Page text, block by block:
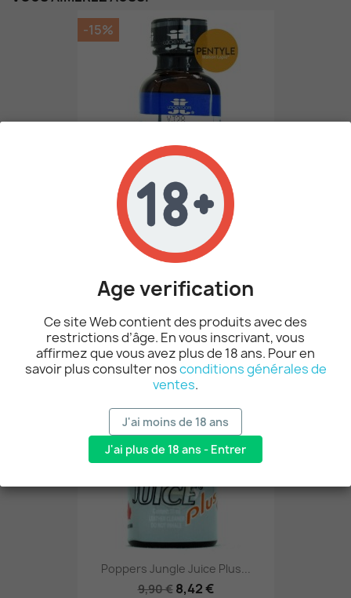
Poppers Jungle Juice...
11,90 €
10,12 €
-15%
Poppers Jungle Juice Plus...
9,90 € 8,42 €
Age verification
Ce site Web contient des produits avec des
restrictions d’âge. En vous inscrivant, vous
affirmez que vous avez plus de 18 ans. Pour en
savoir plus consulter nosconditions générales de
ventes.
J'ai moins de 18 ans
J'ai plus de 18 ans - Entrer